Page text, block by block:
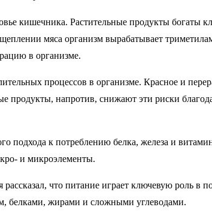
кишечника. Растительные продукты богаты
мяса организм вырабатывает
в организме.
процессов в организме. Красное и
продукты, напротив, снижают эти риски
подхода к потреблению белка, железа и
и микроэлементы.
что питание играет ключевую роль в
белками, жирами и сложными углеводами.